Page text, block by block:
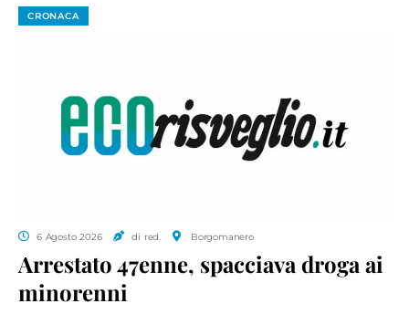
CRONACA
6 Agosto 2026 di red. Borgomanero
Arrestato 47enne, spacciava droga ai
minorenni